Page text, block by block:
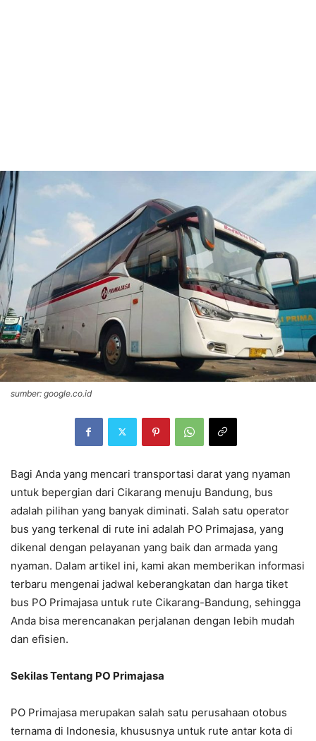
sumber: google.co.id
Bagi Anda yang mencari transportasi darat yang nyaman
untuk bepergian dari Cikarang menuju Bandung, bus
adalah pilihan yang banyak diminati. Salah satu operator
bus yang terkenal di rute ini adalah PO Primajasa, yang
dikenal dengan pelayanan yang baik dan armada yang
nyaman. Dalam artikel ini, kami akan memberikan informasi
terbaru mengenai jadwal keberangkatan dan harga tiket
bus PO Primajasa untuk rute Cikarang-Bandung, sehingga
Anda bisa merencanakan perjalanan dengan lebih mudah
dan efisien.
Sekilas Tentang PO Primajasa
PO Primajasa merupakan salah satu perusahaan otobus
ternama di Indonesia, khususnya untuk rute antar kota di